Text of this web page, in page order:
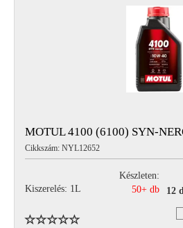
Hétfőtől – Péntekig, 8.00 – 17.00-ig
(ebédidő 12.00-12.30 között)
MOTUL 4100 (6100) SYN-
Cikkszám: NYL12652
Kiszerelés: 1L
Készleten:
50+ db
12